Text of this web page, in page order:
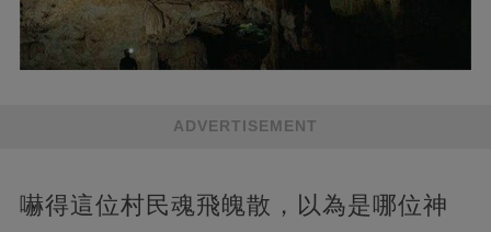
ADVERTISEMENT
嚇得這位村民魂飛魄散，以為是哪位神